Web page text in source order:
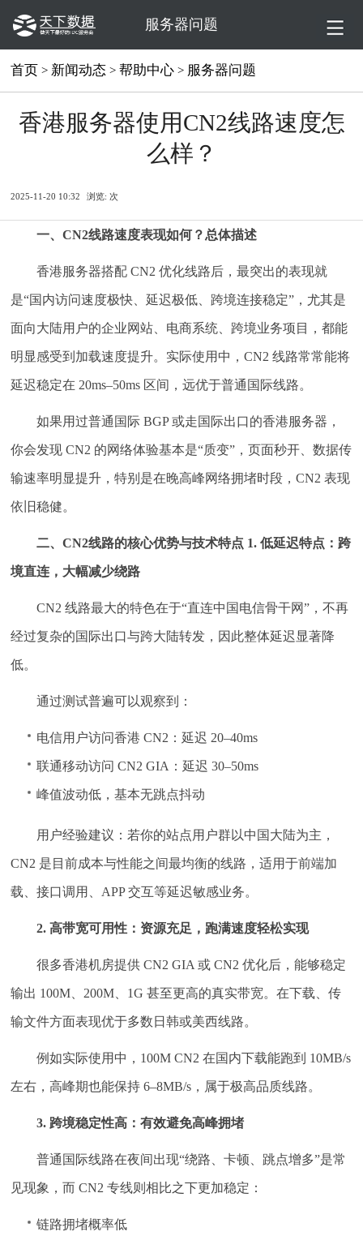
服务器问题
首页 > 新闻动态 >帮助中心 > 服务器问题
香港服务器使用CN2线路速度怎
么样？
2025-11-20 10:32 浏览: 次
一、CN2线路速度表现如何？总体描述
香港服务器搭配 CN2 优化线路后，最突出的表现就
是“国内访问速度极快、延迟极低、跨境连接稳定”，尤其是
面向大陆用户的企业网站、电商系统、跨境业务项目，都能
明显感受到加载速度提升。实际使用中，CN2 线路常常能将
延迟稳定在 20ms–50ms 区间，远优于普通国际线路。
如果用过普通国际 BGP 或走国际出口的香港服务器，
你会发现 CN2 的网络体验基本是“质变”，页面秒开、数据传
输速率明显提升，特别是在晚高峰网络拥堵时段，CN2 表现
依旧稳健。
二、CN2线路的核心优势与技术特点 1. 低延迟特点：跨
境直连，大幅减少绕路
CN2 线路最大的特色在于“直连中国电信骨干网”，不再
经过复杂的国际出口与跨大陆转发，因此整体延迟显著降
低。
通过测试普遍可以观察到：
电信用户访问香港 CN2：延迟 20–40ms
联通移动访问 CN2 GIA：延迟 30–50ms
峰值波动低，基本无跳点抖动
用户经验建议：若你的站点用户群以中国大陆为主，
CN2 是目前成本与性能之间最均衡的线路，适用于前端加
载、接口调用、APP 交互等延迟敏感业务。
2. 高带宽可用性：资源充足，跑满速度轻松实现
很多香港机房提供 CN2 GIA 或 CN2 优化后，能够稳定
输出 100M、200M、1G 甚至更高的真实带宽。在下载、传
输文件方面表现优于多数日韩或美西线路。
例如实际使用中，100M CN2 在国内下载能跑到 10MB/s
左右，高峰期也能保持 6–8MB/s，属于极高品质线路。
3. 跨境稳定性高：有效避免高峰拥堵
普通国际线路在夜间出现“绕路、卡顿、跳点增多”是常
见现象，而 CN2 专线则相比之下更加稳定：
链路拥堵概率低